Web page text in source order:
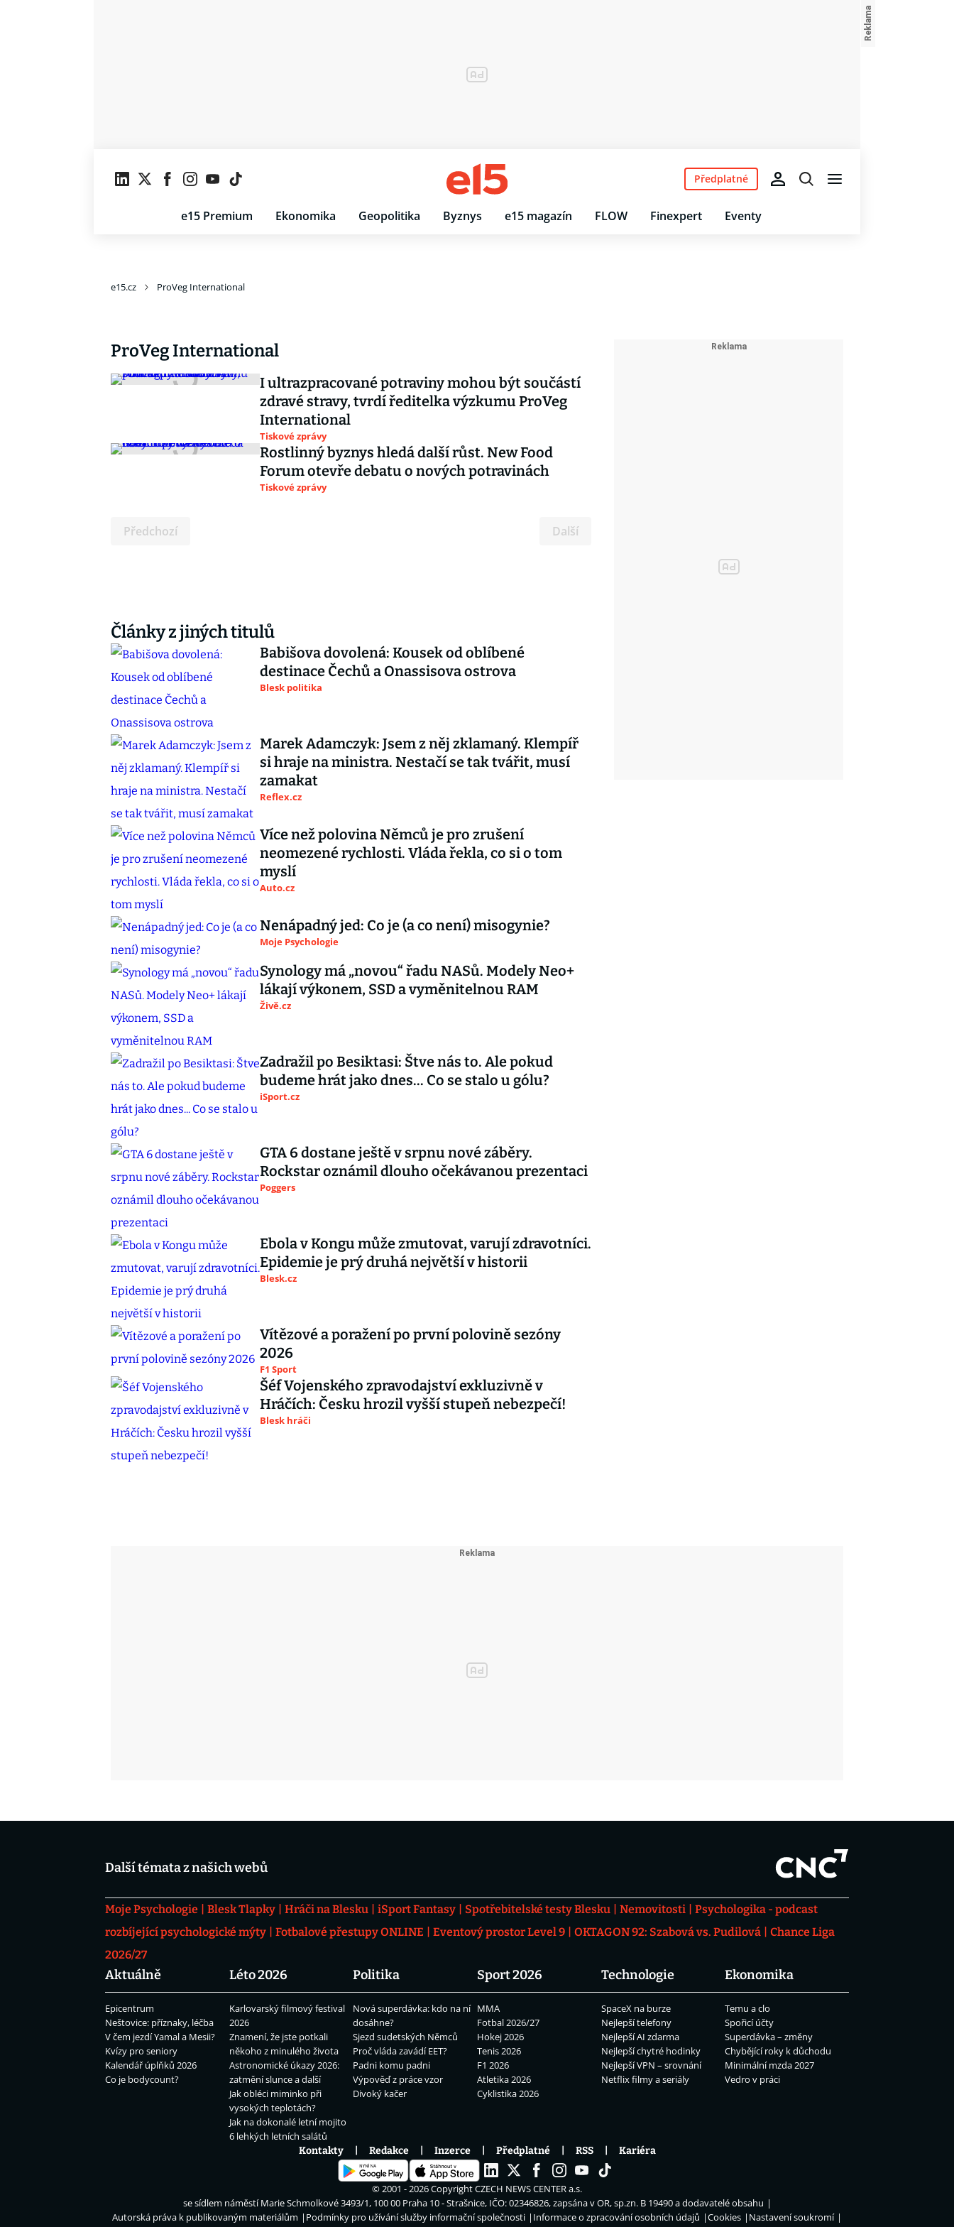
e15 Premium Ekonomika Geopolitika Byznys e15 magazín FLOW Finexpert Eventy
Předplatné
e15.cz ProVeg International
ProVeg International
I ultrazpracované potraviny mohou být součástí
zdravé stravy, tvrdí ředitelka výzkumu ProVeg
International
Tiskové zprávy
Rostlinný byznys hledá další růst. New Food
Forum otevře debatu o nových potravinách
Tiskové zprávy
Předchozí Další
Články z jiných titulů
Babišova dovolená: Kousek od oblíbené
destinace Čechů a Onassisova ostrova
Blesk politika
Marek Adamczyk: Jsem z něj zklamaný. Klempíř
si hraje na ministra. Nestačí se tak tvářit, musí
zamakat
Reflex.cz
Více než polovina Němců je pro zrušení
neomezené rychlosti. Vláda řekla, co si o tom
myslí
Auto.cz
Nenápadný jed: Co je (a co není) misogynie?
Moje Psychologie
Synology má „novou“ řadu NASů. Modely Neo+
lákají výkonem, SSD a vyměnitelnou RAM
Živě.cz
Zadražil po Besiktasi: Štve nás to. Ale pokud
budeme hrát jako dnes... Co se stalo u gólu?
iSport.cz
GTA 6 dostane ještě v srpnu nové záběry.
Rockstar oznámil dlouho očekávanou prezentaci
Poggers
Ebola v Kongu může zmutovat, varují zdravotníci.
Epidemie je prý druhá největší v historii
Blesk.cz
Vítězové a poražení po první polovině sezóny
2026
F1 Sport
Šéf Vojenského zpravodajství exkluzivně v
Hráčích: Česku hrozil vyšší stupeň nebezpečí!
Blesk hráči
Další témata z našich webů
Moje Psychologie Blesk Tlapky Hráči na Blesku iSport Fantasy Spotřebitelské testy Blesku Nemovitosti
Psychologika - podcast
rozbíjející psychologické mýty
Fotbalové přestupy ONLINE Eventový prostor Level 9 OKTAGON 92: Szabová vs. Pudilová
Chance Liga
2026/27
Aktuálně
Epicentrum
Neštovice: příznaky, léčba
V čem jezdí Yamal a Mesii?
Kvízy pro seniory
Kalendář úplňků 2026
Co je bodycount?
Léto 2026
Karlovarský filmový festival
2026
Znamení, že jste potkali
někoho z minulého života
Astronomické úkazy 2026:
zatmění slunce a další
Jak obléci miminko při
vysokých teplotách?
Jak na dokonalé letní mojito
6 lehkých letních salátů
Politika
Nová superdávka: kdo na ní
dosáhne?
Sjezd sudetských Němců
Proč vláda zavádí EET?
Padni komu padni
Výpověď z práce vzor
Divoký kačer
Sport 2026
MMA
Fotbal 2026/27
Hokej 2026
Tenis 2026
F1 2026
Atletika 2026
Cyklistika 2026
Technologie
SpaceX na burze
Nejlepší telefony
Nejlepší AI zdarma
Nejlepší chytré hodinky
Nejlepší VPN – srovnání
Netflix filmy a seriály
Ekonomika
Temu a clo
Spořicí účty
Superdávka – změny
Chybějící roky k důchodu
Minimální mzda 2027
Vedro v práci
Kontakty Redakce Inzerce Předplatné RSS Kariéra
© 2001 - 2026 CopyrightCZECH NEWS CENTER a.s.
se sídlem náměstí Marie Schmolkové 3493/1, 100 00 Praha 10 - Strašnice, IČO: 02346826, zapsána v OR, sp.zn. B 19490 a dodavatelé obsahu
Autorská práva k publikovaným materiálům
Podmínky pro užívání služby informační společnosti Informace o zpracování osobních údajů Cookies
Nastavení soukromí